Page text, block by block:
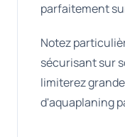
parfaitement
Notez
sécurisant sur
limiterez
d'aquaplaning